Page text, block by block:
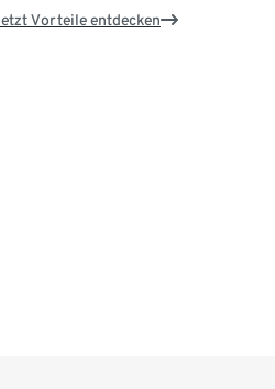
Vorteile entdecken